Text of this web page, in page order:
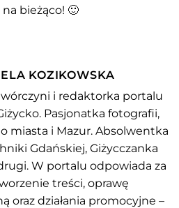
bieżąco! 🙂
KOZIKOWSKA
i redaktorka portalu
Pasjonatka fotografii,
miasta i Mazur. Absolwentka
Gdańskiej, Giżycczanka
W portalu odpowiada za
treści, oprawę
oraz działania promocyjne –